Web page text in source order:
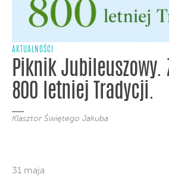
AKTUALNOŚCI
Piknik Jubileuszowy.
800 letniej Tradycji.
Klasztor Świętego Jakuba
31 maja